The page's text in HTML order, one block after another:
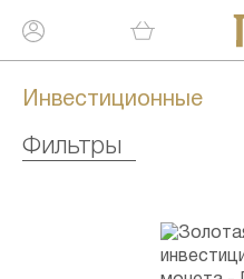
Инвестиционные
Фильтры